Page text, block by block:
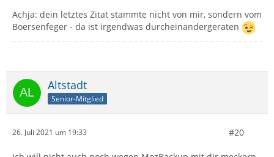
Achja: dein letztes Zitat stammte nicht von mir, sondern vom
Boersenfeger - da ist irgendwas durcheinandergeraten
Altstadt
Senior-Mitglied
26. Juli 2021 um 19:33 #20